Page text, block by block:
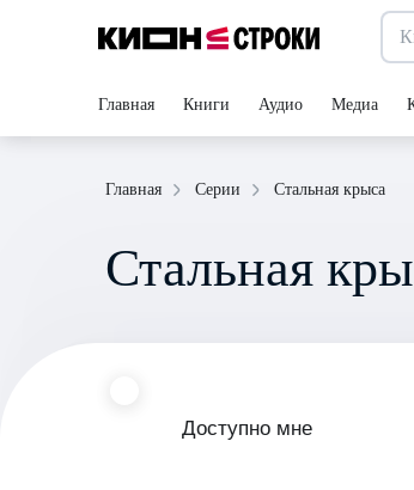
Главная Книги Аудио Медиа
Главная Серии Стальная крыса
Стальная
Доступно мне